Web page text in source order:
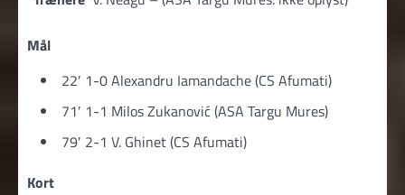
Mål
22′ 1-0 Alexandru Iamandache (CS Afumati)
71′ 1-1 Milos Zukanović (ASA Targu Mures)
79′ 2-1 V. Ghinet (CS Afumati)
Kort